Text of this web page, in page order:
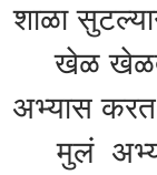
शाळा
खेळ
अभ्यास
मुलं